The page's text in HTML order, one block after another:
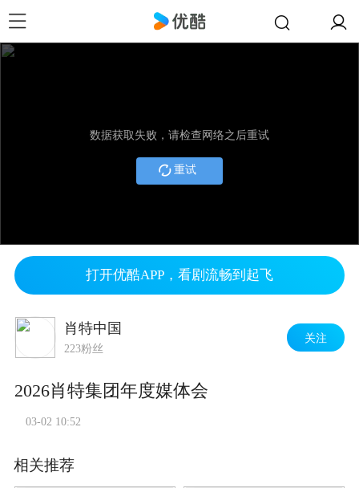
数据获取失败，请检查网络之后重试
重试
打开优酷APP，看剧流畅到起飞
肖特中国
223粉丝
关注
2026肖特集团年度媒体会
03-02 10:52
相关推荐